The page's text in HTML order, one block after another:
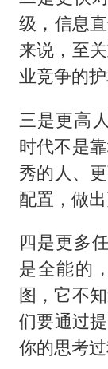
级，信息
来说，至
业竞争的
三是更高
时代不是
秀的人、
配置，做
四是更多
是全能的
图，它不
们要通过
你的思考